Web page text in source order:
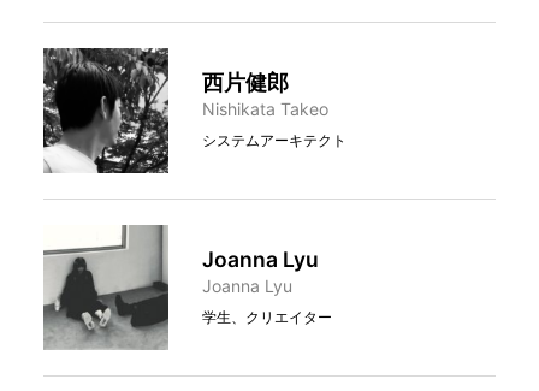
西片健郎
Nishikata Takeo
システムアーキテクト
Joanna Lyu
Joanna Lyu
学生、クリエイター